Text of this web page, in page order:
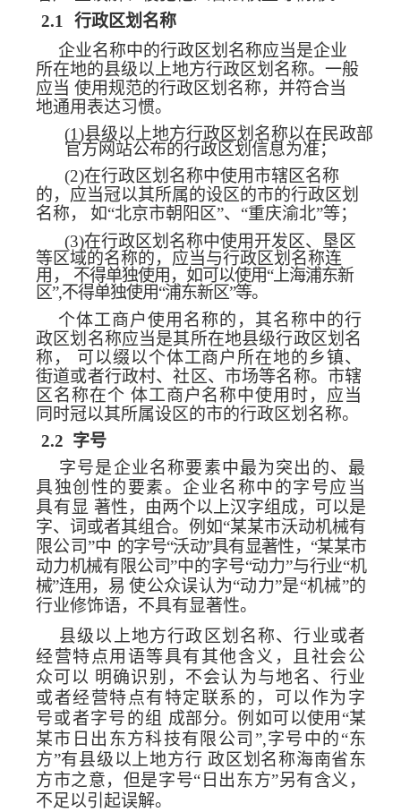
2.1
行政区划名称
企业名称中的行政区划名称应当是企业
所在地的县级以上地方行政区划名称。一般
应当 使用规范的行政区划名称，并符合当
地通用表达习惯。
(1)县级以上地方行政区划名称以在民政部
官方网站公布的行政区划信息为准；
(2)在行政区划名称中使用市辖区名称
的，应当冠以其所属的设区的市的行政区划
名称，
如“北京市朝阳区”、“重庆渝北”等；
(3)在行政区划名称中使用开发区、垦区
等区域的名称的，应当与行政区划名称连
用，
不得单独使用，如可以使用“上海浦东新
区”,不得单独使用“浦东新区”等。
个体工商户使用名称的，其名称中的行
政区划名称应当是其所在地县级行政区划名
称，
可以缀以个体工商户所在地的乡镇、
街道或者行政村、社区、市场等名称。市辖
区名称在个 体工商户名称中使用时，应当
同时冠以其所属设区的市的行政区划 名称。
2.2 字号
字号是企业名称要素中最为突出的、最
具独创性的要素。企业名称中的字号应当
具有显 著性，由两个以上汉字组成，可以是
字、词或者其组合。例如“某某市沃动机械有
限公司”中 的字号“沃动”具有显著性，“某某市
动力机械有限公司”中的字号“动力”与行业“机
械”连用，易 使公众误认为“动力”是“机械”的
行业修饰语，不具有显著性。
县级以上地方行政区划名称、行业或者
经营特点用语等具有其他含义，且社会公
众可以 明确识别，不会认为与地名、行业
或者经营特点有特定联系的，可以作为字
号或者字号的组 成部分。例如可以使用“某
某市日出东方科技有限公司”,字号中的“东
方”有县级以上地方行 政区划名称海南省东
方市之意，但是字号“日出东方”另有含义，
不足以引起误解。